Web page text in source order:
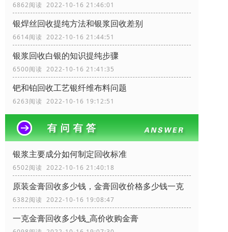
6862阅读 2022-10-16 21:46:01
银焊丝回收提纯方法和银浆回收差别
6614阅读 2022-10-16 21:44:51
银浆回收白银的知识提纯步骤
6500阅读 2022-10-16 21:41:35
钯和铂回收工艺银纤维布料问题
6263阅读 2022-10-16 19:12:51
银浆主要成分如何制定回收标准
6502阅读 2022-10-16 21:40:18
原装金膏回收多少钱，金膏回收价格多少钱一克
6382阅读 2022-10-16 19:08:47
一克金膏回收多少钱_高价收购金膏